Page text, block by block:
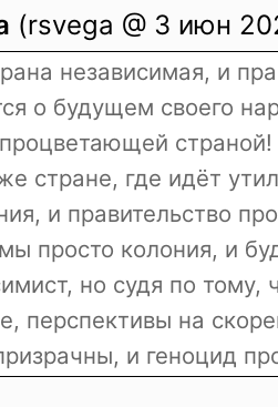
(rsvega @ 3 июн
независимая, и
о будущем своего
стране, где идёт
и правительство
просто колония, и
но судя по тому,
перспективы на
и геноцид